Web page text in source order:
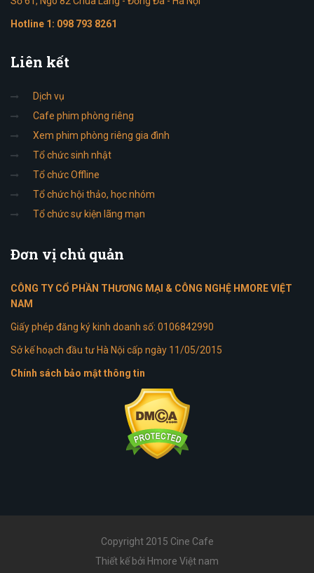
Hotline 1: 098 793 8261
Liên kết
Dịch vụ
Cafe phim phòng riêng
Xem phim phòng riêng gia đình
Tổ chức sinh nhật
Tổ chức Offline
Tổ chức hội thảo, học nhóm
Tổ chức sự kiện lãng mạn
Đơn vị chủ quản
CÔNG TY CỔ PHẦN THƯƠNG MẠI & CÔNG NGHỆ HMORE VIỆT
NAM
Giấy phép đăng ký kinh doanh số: 0106842990
Sở kế hoạch đầu tư Hà Nội cấp ngày 11/05/2015
Chính sách bảo mật thông tin
Copyright 2015 Cine Cafe
Thiết kế bởi Hmore Việt nam